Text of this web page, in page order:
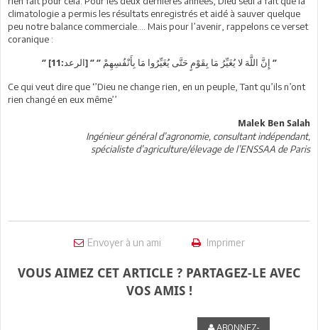
climatologie a permis les résultats enregistrés et aidé à sauver quelque
peu notre balance commerciale…. Mais pour l’avenir, rappelons ce verset
coranique :
‘’ [الرعد:11] ‘’ ‘’ إِنَّ اللَّهَ لا يُغَيِّرُ مَا بِقَوْمٍ حَتَّى يُغَيِّرُوا مَا بِأَنْفُسِهِمْ ‘’
Ce qui veut dire que ‘’Dieu ne change rien, en un peuple, Tant qu’ils n’ont
rien changé en eux même’’
Malek Ben Salah
Ingénieur général d’agronomie, consultant indépendant,
spécialiste d’agriculture/élevage de l’ENSSAA de Paris
Envoyer à un ami Imprimer
VOUS AIMEZ CET ARTICLE ? PARTAGEZ-LE AVEC
VOS AMIS !
ABONNEZ-